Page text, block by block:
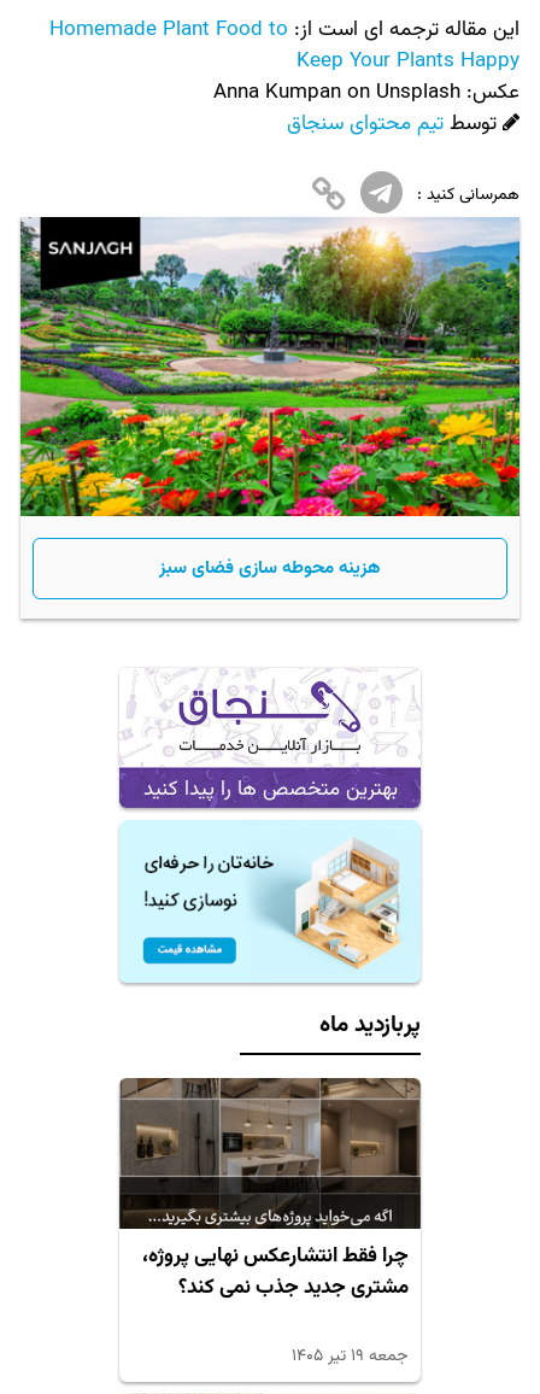
این مقاله ترجمه ای است از: Homemade Plant Food to
Keep Your Plants Happy
عکس:‌ Anna Kumpan on Unsplash
توسطتیم محتوای سنجاق
همرسانی کنید :
هزینه محوطه سازی فضای سبز
بهترین متخصص ها را پیدا کنید
پربازدید ماه
چرا فقط انتشارعکس نهایی پروژه،
مشتری جدید جذب نمی کند؟
جمعه ۱۹ تیر ۱۴۰۵